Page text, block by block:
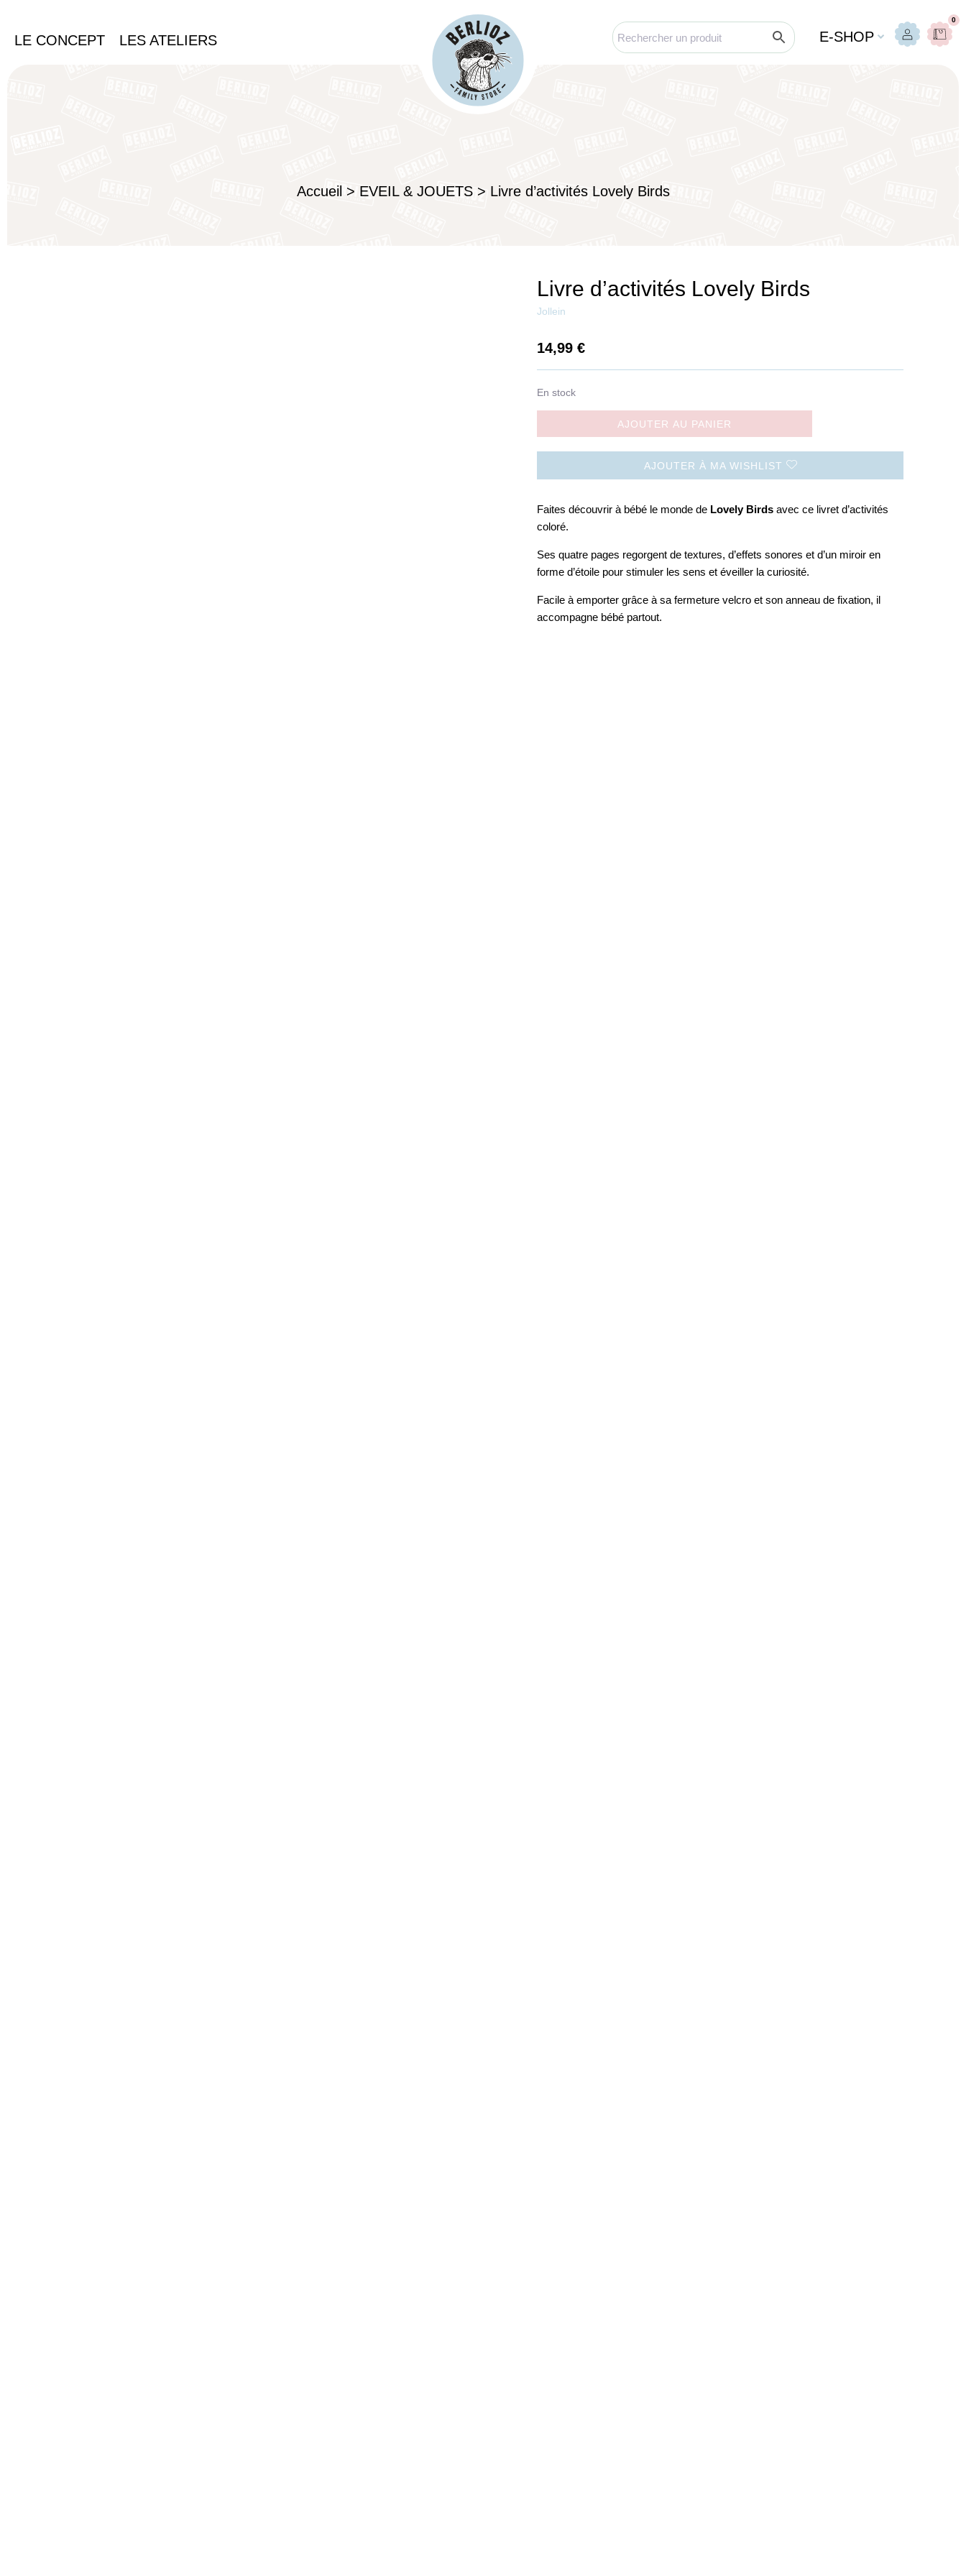
LE CONCEPT LES ATELIERS E-SHOP
0
Accueil > EVEIL & JOUETS> Livre d’activités Lovely Birds
Livre d’activités Lovely Birds
Jollein
14,99 €
En stock
AJOUTER AU PANIER
AJOUTER À MA WISHLIST
Faites découvrir à bébé le monde de Lovely Birds avec ce livret d’activités
coloré.
Ses quatre pages regorgent de textures, d’effets sonores et d’un miroir en
forme d’étoile pour stimuler les sens et éveiller la curiosité.
Facile à emporter grâce à sa fermeture velcro et son anneau de fixation, il
accompagne bébé partout.